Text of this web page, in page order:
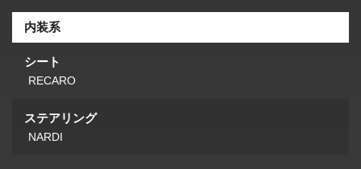
内装系
シート
RECARO
ステアリング
NARDI